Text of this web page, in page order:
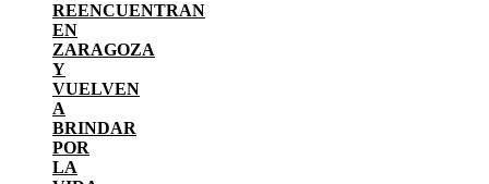
REENCUENTRAN
EN
ZARAGOZA
Y
VUELVEN
A
BRINDAR
POR
LA